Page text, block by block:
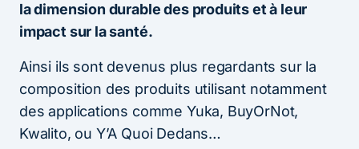
la dimension durable des produits et à leur
impact sur la santé.
Ainsi ils sont devenus plus regardants sur la
composition des produits utilisant notamment
des applications comme Yuka, BuyOrNot,
Kwalito, ou Y’A Quoi Dedans…